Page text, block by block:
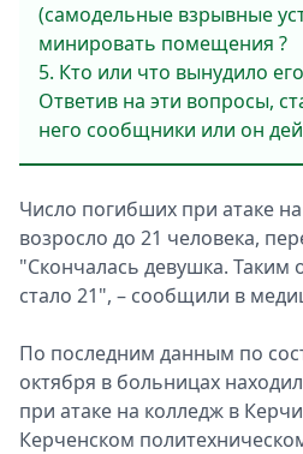
(самодельные взрывные
минировать помещения ?
5. Кто или что вынудило
Ответив на эти вопросы,
него сообщники или он
Число погибших при атаке
возросло до 21 человека,
"Скончалась девушка.
стало 21", – сообщили в
По последним данным по
октября в больницах
при атаке на колледж в
Керченском